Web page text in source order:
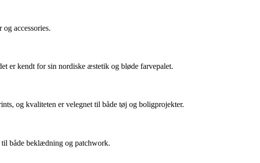
accessories.
er kendt for sin nordiske æstetik og bløde farvepalet.
og kvaliteten er velegnet til både tøj og boligprojekter.
til både beklædning og patchwork.